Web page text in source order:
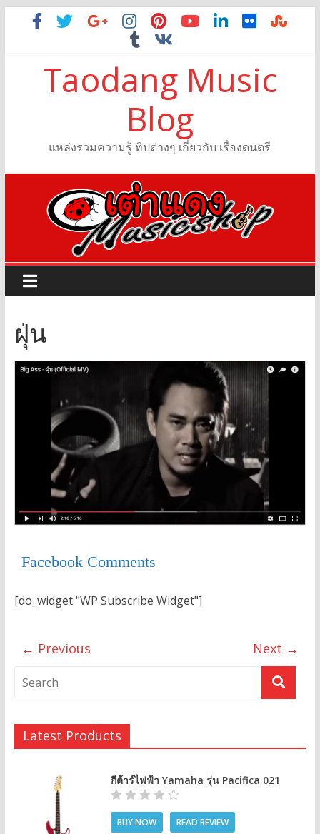
Taodang Music
Blog
แหล่งรวมความรู้ ทิปต่างๆ เกี่ยวกับ เรื่องดนตรี
ฝุ่น
Facebook Comments
[do_widget "WP Subscribe Widget"]
← Previous Next →
Latest Products
กีต้าร์ไฟฟ้า Yamaha รุ่น Pacifica 021
BUY NOW READ REVIEW